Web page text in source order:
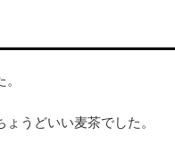
うどいい麦茶でした。